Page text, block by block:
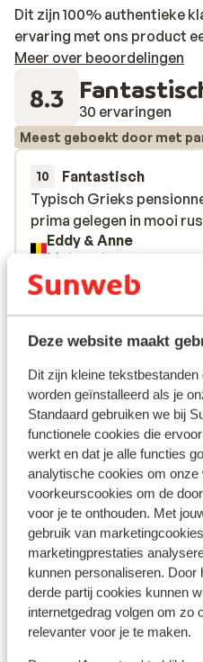
Deze website maakt
Dit zijn kleine
worden geïnstalleerd als je
Standaard gebruiken we bij
functionele cookies die
werkt en dat je alle functies
analytische cookies om onze
voorkeurscookies om de
voor je te onthouden. Met
gebruik van
marketingprestaties
kunnen personaliseren. Door
derde partij cookies kunnen
internetgedrag volgen om zo
relevanter voor je te maken.
Dit zijn 100% authentieke
ervaring met ons product
Meer over beoordelingen
8.3 30 ervaringen
Meest geboekt door met
10 Fantastisch
Typisch Grieks
prima gelegen in mooi
Typisch Grieks
prima gelegen in mooi
Eddy & Anne
Met partner
Ligging
In de buurt
Strand: 100 m
Centrum: 100 m
Luchthaven: 6 km
Bushalte: 150 m